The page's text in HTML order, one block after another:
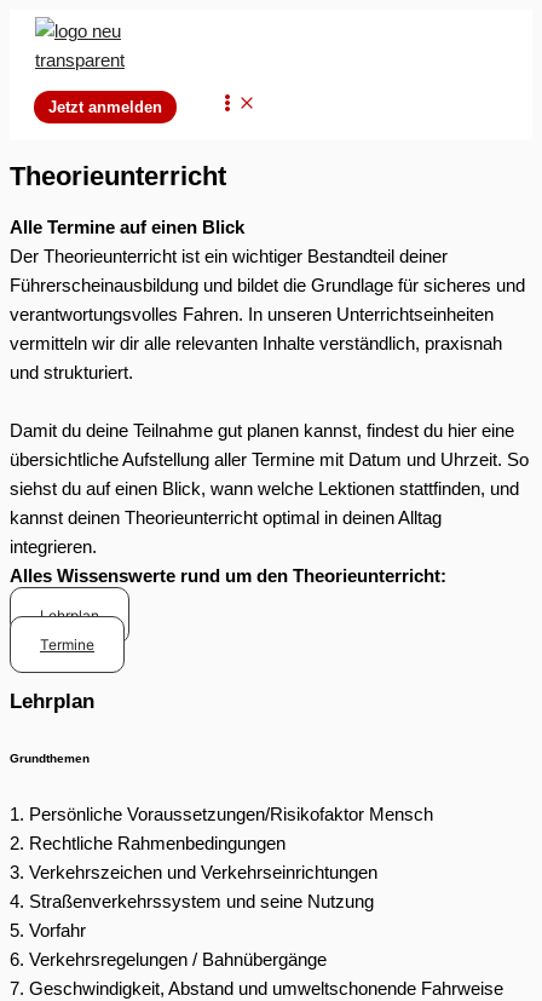
Zum
Inhalt
Jetzt anmelden Main
Theorieunterricht
Alle Termine auf einen Blick
Der Theorieunterricht ist ein wichtiger Bestandteil deiner
Führerscheinausbildung und bildet die Grundlage für sicheres und
verantwortungsvolles Fahren. In unseren Unterrichtseinheiten
vermitteln wir dir alle relevanten Inhalte verständlich, praxisnah
und strukturiert.
Damit du deine Teilnahme gut planen kannst, findest du hier eine
übersichtliche Aufstellung aller Termine mit Datum und Uhrzeit. So
siehst du auf einen Blick, wann welche Lektionen stattfinden, und
kannst deinen Theorieunterricht optimal in deinen Alltag
integrieren.
Alles Wissenswerte rund um den Theorieunterricht:
Lehrplan
Termine
Lehrplan
Grundthemen
1. Persönliche Voraussetzungen/Risikofaktor Mensch
2. Rechtliche Rahmenbedingungen
3. Verkehrszeichen und Verkehrseinrichtungen
4. Straßenverkehrssystem und seine Nutzung
5. Vorfahr
6. Verkehrsregelungen / Bahnübergänge
7. Geschwindigkeit, Abstand und umweltschonende Fahrweise